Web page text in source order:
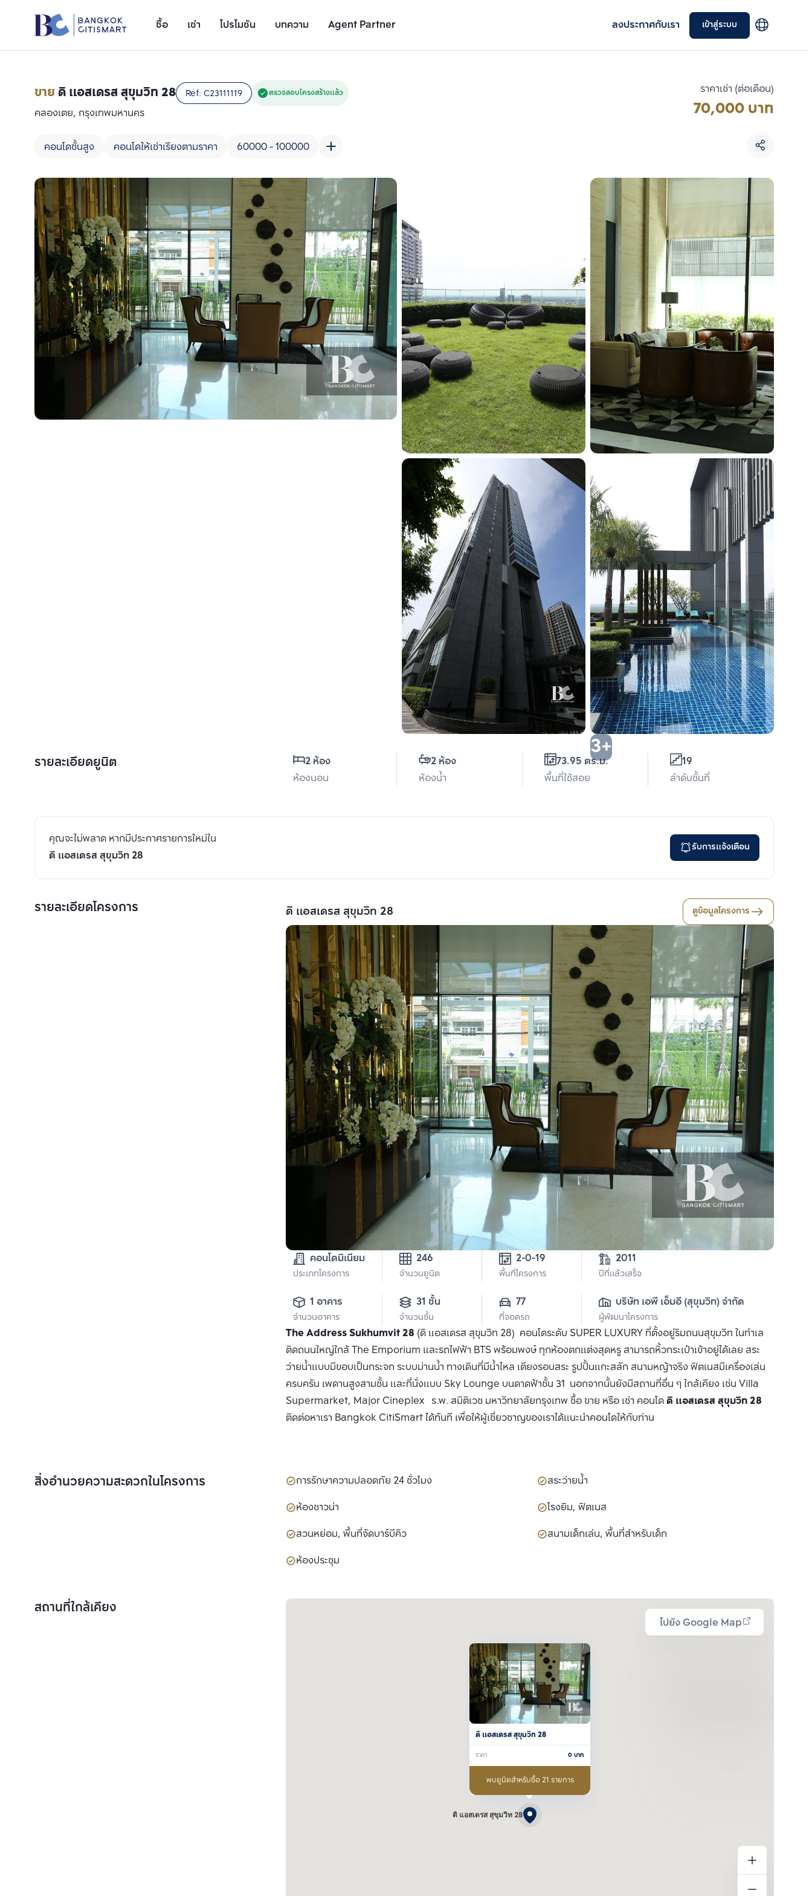
ซื้อ เช่า โปรโมชัน บทความ Agent Partner ลงประกาศกับเรา เข้าสู่ระบบ
รายละเอียดยูนิต
ขาย ดิ แอสเดรส สุขุมวิท 28 Ref: C23111119 ตรวจสอบโครงสร้างแล้ว
คลองเตย, กรุงเทพมหานคร
คอนโดชั้นสูง คอนโดให้เช่าเรียงตามราคา 60000 - 100000
ราคาเช่า (ต่อเดือน)
70,000 บาท
3+
รายละเอียดยูนิต
2 ห้อง
ห้องนอน
2 ห้อง
ห้องน้ำ
73.95 ตร.ม.
พื้นที่ใช้สอย
19
ลำดับชั้นที่
คุณจะไม่พลาด หากมีประกาศรายการใหม่ใน
ดิ แอสเดรส สุขุมวิท 28
รับการแจ้งเตือน
รายละเอียดโครงการ ดิ แอสเดรส สุขุมวิท 28 ดูข้อมูลโครงการ
คอนโดมิเนียม
ประเภทโครงการ
246
จำนวนยูนิต พื้นที่โครงการ
2011
ปีที่แล้วเสร็จ
1 อาคาร
จำนวนอาคาร
31 ชั้น
จำนวนชั้น
77
ที่จอดรถ
บริษัท เอพี เอ็มอี (สุขุมวิท) จำกัด
ผู้พัฒนาโครงการ
The Address Sukhumvit 28 (ดิ แอสเดรส สุขุมวิท 28) คอนโดระดับ SUPER LUXURY ที่ตั้งอยู่ริมถนนสุขุมวิท ในทำเล
ติดถนนใหญ่ใกล้ The Emporium และรถไฟฟ้า BTS พร้อมพงษ์ ทุกห้องตกแต่งสุดหรู สามารถหิ้วกระเป๋าเข้าอยู่ได้เลย สระ
ว่ายน้ำแบบมีขอบเป็นกระจก ระบบม่านน้ำ ทางเดินที่มีน้ำไหล เตียงรอบสระ รูปปั้นแกะสลัก สนามหญ้าจริง ฟิตเนสมีเครื่องเล่น
ครบครัน เพดานสูงสามชั้น และที่นั่งแบบ Sky Lounge บนดาดฟ้าชั้น 31 นอกจากนั้นยังมีสถานที่อื่น ๆ ใกล้เคียง เช่น Villa
Supermarket, Major Cineplex ร.พ. สมิติเวช มหาวิทยาลัยกรุงเทพ ซื้อ ขาย หรือ เช่า คอนโดดิ แอสเดรส สุขุมวิท 28
ติดต่อหาเรา Bangkok CitiSmart ได้ทันที เพื่อให้ผู้เชี่ยวชาญของเราได้แนะนำคอนโดให้กับท่าน
สิ่งอำนวยความสะดวกในโครงการ การรักษาความปลอดภัย 24 ชั่วโมง
สระว่ายน้ำ
ห้องซาวน่า
โรงยิม, ฟิตเนส
สวนหย่อม, พื้นที่จัดบาร์บีคิว
สนามเด็กเล่น, พื้นที่สำหรับเด็ก
ห้องประชุม
สถานที่ใกล้เคียง
ไปยัง Google Map
ดิ แอสเดรส สุขุมวิท 28
ดิ แอสเดรส สุขุมวิท 28
ราคา 0บาท
พบยูนิตสำหรับซื้อ 21 รายการ
เพิ่มยูนิตเปรียบเทียบ
รายการที่ 1
เพิ่มยูนิตเปรียบเทียบ
รายการที่ 2
เลือกยูนิตเพื่อเปรียบเทียบ
เปรียบเทียบ